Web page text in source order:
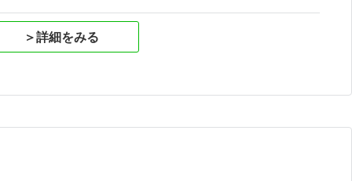
＞詳細をみる